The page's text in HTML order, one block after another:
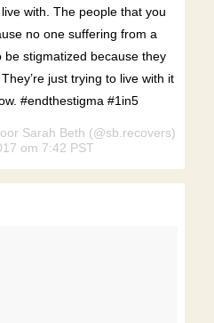
with. The people that you
no one suffering from a
be stigmatized because they
just trying to live with it
#endthestigma #1in5
Sarah Beth (@sb.recovers)
om 7:42 PST